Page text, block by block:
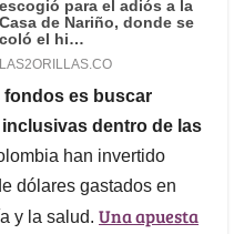
fondos es buscar
dentro de las
han invertido
dólares gastados en
y la salud. Una apuesta